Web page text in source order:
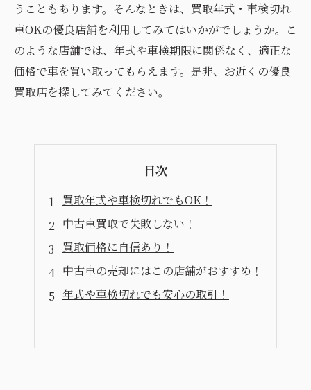
うこともあります。そんなときは、買取年式・車検切れ
車OKの優良店舗を利用してみてはいかがでしょうか。こ
のような店舗では、年式や車検期限に関係なく、適正な
価格で車を買い取ってもらえます。是非、お近くの優良
買取店を探してみてください。
目次
買取年式や車検切れでもOK！
中古車買取で失敗しない！
買取価格に自信あり！
中古車の売却にはこの店舗がおすすめ！
年式や車検切れでも安心の取引！